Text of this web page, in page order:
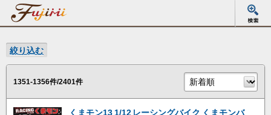
絞り込む
1351-1356件/2401件
くまモン13 1/12 レーシングバイク くまモンバ